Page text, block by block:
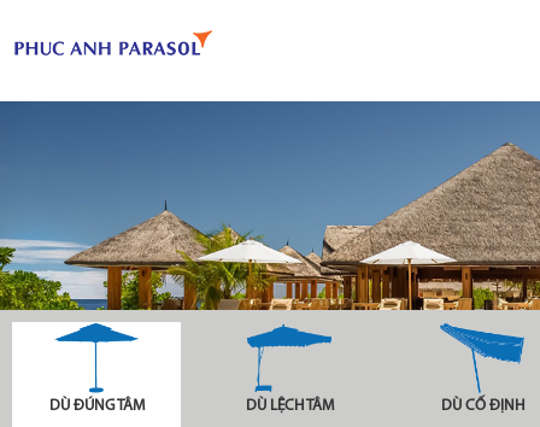
DÙ ĐÚNG TÂM DÙ LỆCH TÂM DÙ CỐ ĐỊNH